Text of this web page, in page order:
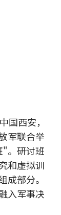
国西安，
军联合举
"。研讨班
和虚拟训
成部分。
入军事决